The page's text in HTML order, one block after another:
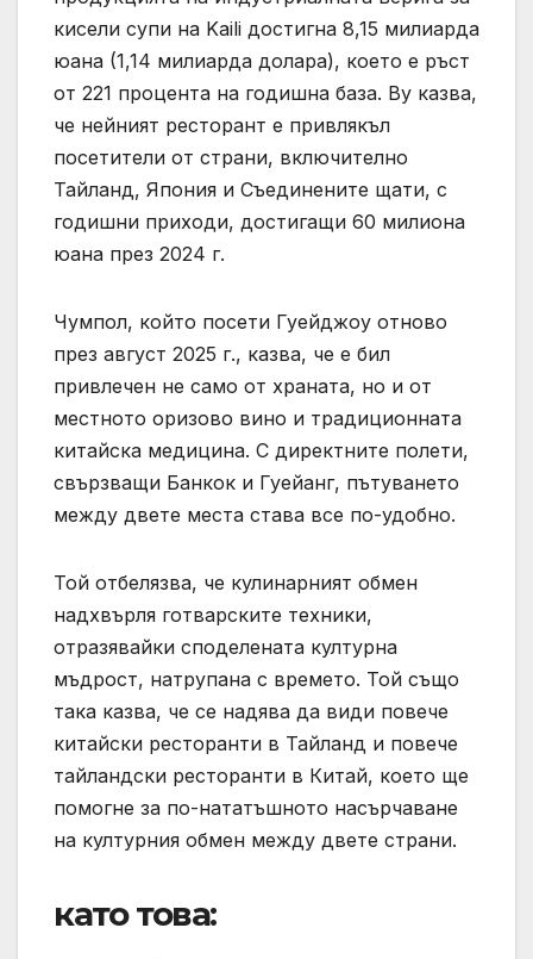
кисели супи на Kaili достигна 8,15 милиарда
юана (1,14 милиарда долара), което е ръст
от 221 процента на годишна база. Ву казва,
че нейният ресторант е привлякъл
посетители от страни, включително
Тайланд, Япония и Съединените щати, с
годишни приходи, достигащи 60 милиона
юана през 2024 г.
Чумпол, който посети Гуейджоу отново
през август 2025 г., казва, че е бил
привлечен не само от храната, но и от
местното оризово вино и традиционната
китайска медицина. С директните полети,
свързващи Банкок и Гуейанг, пътуването
между двете места става все по-удобно.
Той отбелязва, че кулинарният обмен
надхвърля готварските техники,
отразявайки споделената културна
мъдрост, натрупана с времето. Той също
така казва, че се надява да види повече
китайски ресторанти в Тайланд и повече
тайландски ресторанти в Китай, което ще
помогне за по-нататъшното насърчаване
на културния обмен между двете страни.
като това: